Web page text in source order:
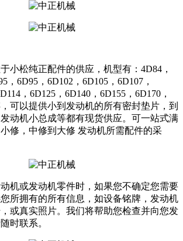
小松纯正配件的供应，机型有：4D84，
，6D95，6D102，6D105，6D107，
，6D125，6D140，6D155，6D170，
可以提供小到发动机的所有密封垫片，到
动机小总成等都有现货供应。可一站式满
修，中修到大修 发动机所需配件的采
机或发动机零件时，如果您不确定您需要
所拥有的所有信息，如设备铭牌，发动机
或真实照片。我们将帮助您检查并向您发
时联系。